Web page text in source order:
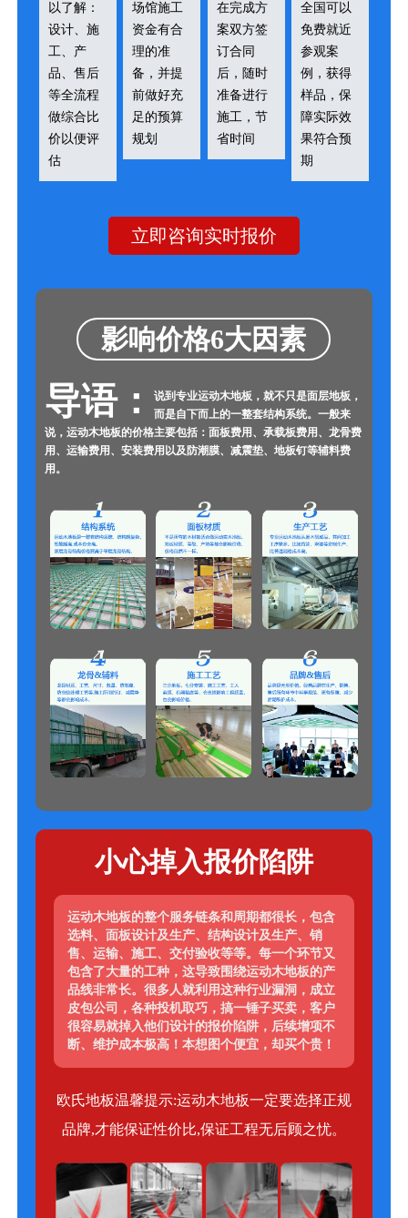
以了解：
设计、施
工、产
品、售后
等全流程
做综合比
价以便评
估
场馆施工
资金有合
理的准
备，并提
前做好充
足的预算
规划
在完成方
案双方签
订合同
后，随时
准备进行
施工，节
省时间
全国可以
免费就近
参观案
例，获得
样品，保
障实际效
果符合预
期
立即咨询实时报价
影响价格6大因素
导语：
说到专业运动木地板，就不只是面层地板，
而是自下而上的一整套结构系统。一般来
说，运动木地板的价格主要包括：面板费用、承载板费用、龙骨费
用、运输费用、安装费用以及防潮膜、减震垫、地板钉等辅料费
用。
小心掉入报价陷阱
运动木地板的整个服务链条和周期都很长，包含
选料、面板设计及生产、结构设计及生产、销
售、运输、施工、交付验收等等。每一个环节又
包含了大量的工种，这导致围绕运动木地板的产
品线非常长。很多人就利用这种行业漏洞，成立
皮包公司，各种投机取巧，搞一锤子买卖，客户
很容易就掉入他们设计的报价陷阱，后续增项不
断、维护成本极高！本想图个便宜，却买个贵！
欧氏地板温馨提示:运动木地板一定要选择正规
品牌,才能保证性价比,保证工程无后顾之忧。